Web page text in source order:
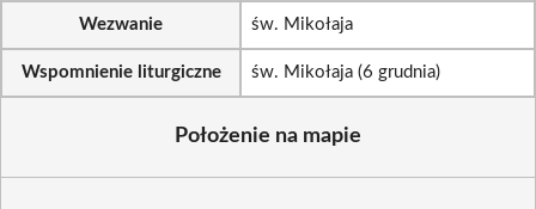
Wezwanie św. Mikołaja
Wspomnienie liturgiczne św. Mikołaja (6 grudnia)
Położenie na mapie